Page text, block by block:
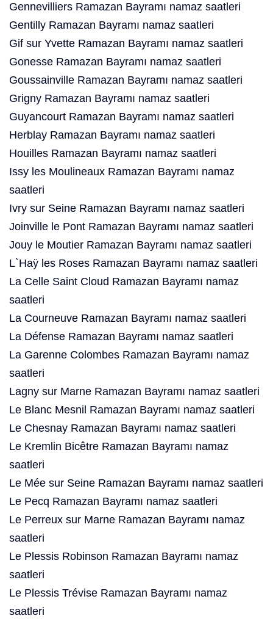
Gennevilliers Ramazan Bayramı namaz saatleri
Gentilly Ramazan Bayramı namaz saatleri
Gif sur Yvette Ramazan Bayramı namaz saatleri
Gonesse Ramazan Bayramı namaz saatleri
Goussainville Ramazan Bayramı namaz saatleri
Grigny Ramazan Bayramı namaz saatleri
Guyancourt Ramazan Bayramı namaz saatleri
Herblay Ramazan Bayramı namaz saatleri
Houilles Ramazan Bayramı namaz saatleri
Issy les Moulineaux Ramazan Bayramı namaz
saatleri
Ivry sur Seine Ramazan Bayramı namaz saatleri
Joinville le Pont Ramazan Bayramı namaz saatleri
Jouy le Moutier Ramazan Bayramı namaz saatleri
L`Haÿ les Roses Ramazan Bayramı namaz saatleri
La Celle Saint Cloud Ramazan Bayramı namaz
saatleri
La Courneuve Ramazan Bayramı namaz saatleri
La Défense Ramazan Bayramı namaz saatleri
La Garenne Colombes Ramazan Bayramı namaz
saatleri
Lagny sur Marne Ramazan Bayramı namaz saatleri
Le Blanc Mesnil Ramazan Bayramı namaz saatleri
Le Chesnay Ramazan Bayramı namaz saatleri
Le Kremlin Bicêtre Ramazan Bayramı namaz
saatleri
Le Mée sur Seine Ramazan Bayramı namaz saatleri
Le Pecq Ramazan Bayramı namaz saatleri
Le Perreux sur Marne Ramazan Bayramı namaz
saatleri
Le Plessis Robinson Ramazan Bayramı namaz
saatleri
Le Plessis Trévise Ramazan Bayramı namaz
saatleri